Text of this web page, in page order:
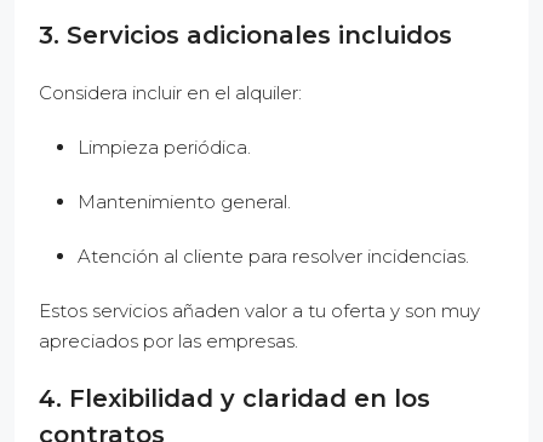
3. Servicios adicionales incluidos
Considera incluir en el alquiler:
Limpieza periódica.
Mantenimiento general.
Atención al cliente para resolver incidencias.
Estos servicios añaden valor a tu oferta y son muy
apreciados por las empresas.
4. Flexibilidad y claridad en los
contratos